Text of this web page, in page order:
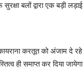
बलों द्वारा एक बड़ी
करतूत को अंजाम दे रहे
ही समाप्त कर दिया